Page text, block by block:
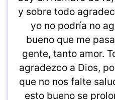
y sobre todo
yo no podría no
bueno que me
gente, tanto amor.
agradezco a Dios,
que no nos falte
esto bueno se